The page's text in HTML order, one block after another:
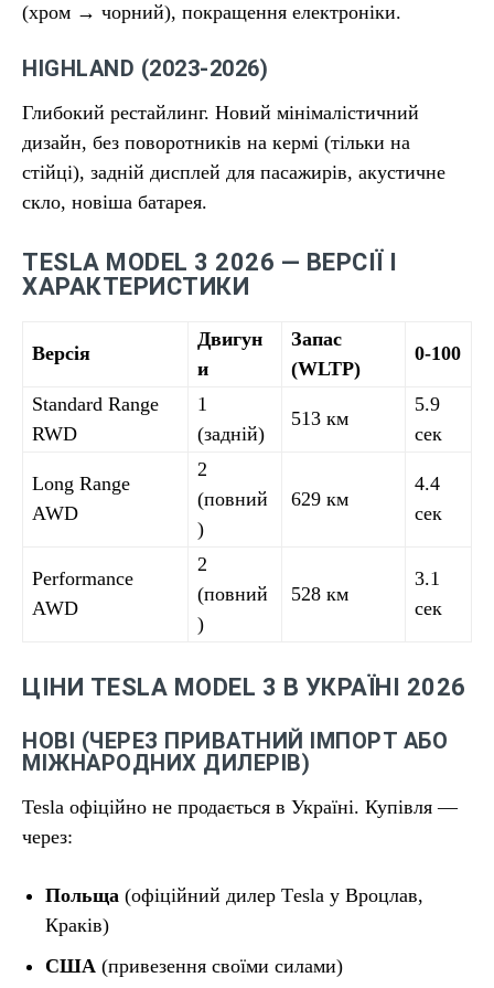
(хром → чорний), покращення електроніки.
HIGHLAND (2023-2026)
Глибокий рестайлинг. Новий мінімалістичний
дизайн, без поворотників на кермі (тільки на
стійці), задній дисплей для пасажирів, акустичне
скло, новіша батарея.
TESLA MODEL 3 2026 — ВЕРСІЇ І
ХАРАКТЕРИСТИКИ
Версія
Двигун
и
Запас
(WLTP)
0-100
Standard Range
RWD
1
(задній)
513 км
5.9
сек
Long Range
AWD
2
(повний
)
629 км
4.4
сек
Performance
AWD
2
(повний
)
528 км
3.1
сек
ЦІНИ TESLA MODEL 3 В УКРАЇНІ 2026
НОВІ (ЧЕРЕЗ ПРИВАТНИЙ ІМПОРТ АБО
МІЖНАРОДНИХ ДИЛЕРІВ)
Tesla офіційно не продається в Україні. Купівля —
через:
Польща (офіційний дилер Тesla у Вроцлав,
Краків)
США (привезення своїми силами)